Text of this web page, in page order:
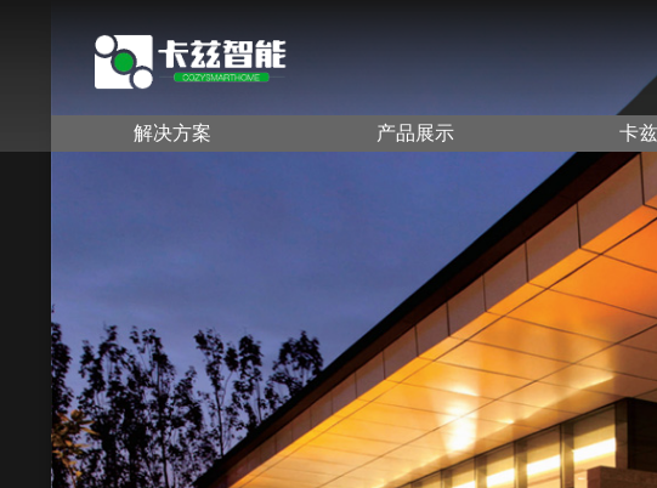
解决方案 产品展示 卡